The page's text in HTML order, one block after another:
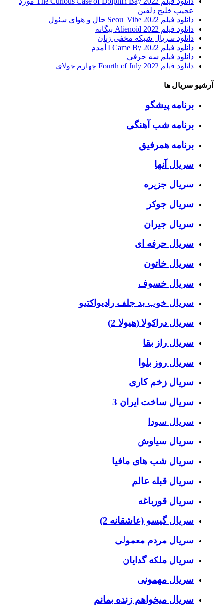
عجیب خلیج دلفین
دانلود فیلم Seoul Vibe 2022 حال و هوای سئول
دانلود فیلم Alienoid 2022 بیگانه
دانلود سریال شبکه مخفی زنان
دانلود فیلم I Came By 2022 آمدم
دانلود فیلم سه حرفی
دانلود فیلم Fourth of July 2022 چهارم جولای
آرشیو سریال ها
برنامه پیشگو
برنامه شب آهنگی
برنامه همرفیق
سریال آنها
سریال جزیره
سریال جوکر
سریال جیران
سریال حرفه ای
سریال خاتون
سریال خسوف
سریال خوب بد جلف رادیواکتیو
سریال دراکولا (هیولا 2)
سریال راز بقا
سریال روز بلوا
سریال زخم کاری
سریال ساخت ایران 3
سریال سودا
سریال سیاوش
سریال شب های مافیا
سریال قبله عالم
سریال قورباغه
سریال گیسو (عاشقانه 2)
سریال مردم معمولی
سریال ملکه گدایان
سریال مهمونی
سریال میخواهم زنده بمانم